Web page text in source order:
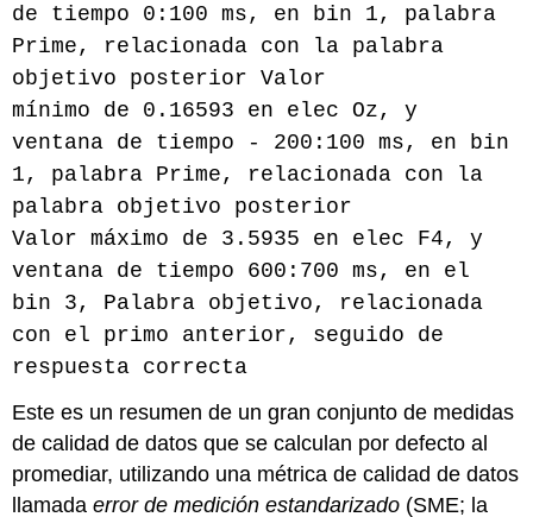
de tiempo 0:100 ms, en bin 1, palabra
Prime, relacionada con la palabra
objetivo posterior Valor
mínimo de 0.16593 en elec Oz, y
ventana de tiempo - 200:100 ms, en bin
1, palabra Prime, relacionada con la
palabra objetivo posterior
Valor máximo de 3.5935 en elec F4, y
ventana de tiempo 600:700 ms, en el
bin 3, Palabra objetivo, relacionada
con el primo anterior, seguido de
respuesta correcta
Este es un resumen de un gran conjunto de medidas
de calidad de datos que se calculan por defecto al
promediar, utilizando una métrica de calidad de datos
llamadaerror de medición estandarizado (SME; la